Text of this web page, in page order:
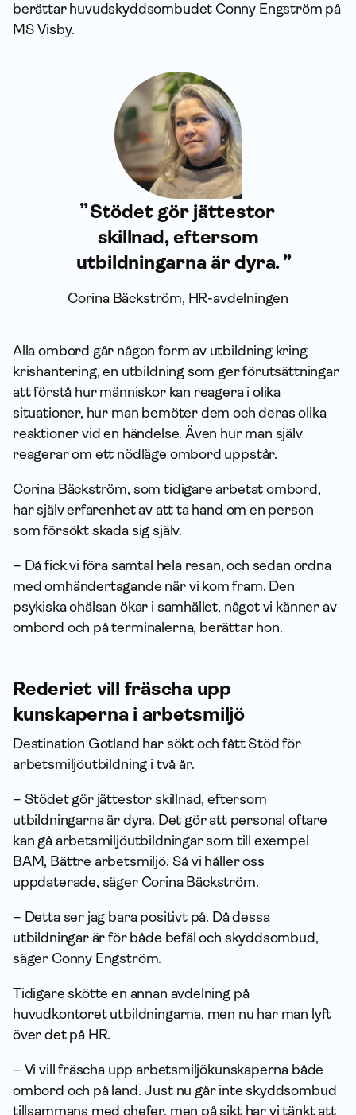
berättar huvudskyddsombudet Conny Engström på
MS Visby.
Stödet gör jättestor
skillnad, eftersom
utbildningarna är dyra.
Corina Bäckström, HR-avdelningen
Alla ombord går någon form av utbildning kring
krishantering, en utbildning som ger förutsättningar
att förstå hur människor kan reagera i olika
situationer, hur man bemöter dem och deras olika
reaktioner vid en händelse. Även hur man själv
reagerar om ett nödläge ombord uppstår.
Corina Bäckström, som tidigare arbetat ombord,
har själv erfarenhet av att ta hand om en person
som försökt skada sig själv.
– Då fick vi föra samtal hela resan, och sedan ordna
med omhändertagande när vi kom fram. Den
psykiska ohälsan ökar i samhället, något vi känner av
ombord och på terminalerna, berättar hon.
Rederiet vill fräscha upp
kunskaperna i arbetsmiljö
Destination Gotland har sökt och fått Stöd för
arbets­miljö­utbildning i två år.
– Stödet gör jättestor skillnad, eftersom
utbildningarna är dyra. Det gör att personal oftare
kan gå arbets­miljö­utbildningar som till exempel
BAM, Bättre arbetsmiljö. Så vi håller oss
uppdaterade, säger Corina Bäckström.
– Detta ser jag bara positivt på. Då dessa
utbildningar är för både befäl och skydds­ombud,
säger Conny Engström.
Tidigare skötte en annan avdelning på
huvudkontoret utbildningarna, men nu har man lyft
över det på HR.
– Vi vill fräscha upp arbetsmiljökunskaperna både
ombord och på land. Just nu går inte skydds­ombud
tillsammans med chefer, men på sikt har vi tänkt att